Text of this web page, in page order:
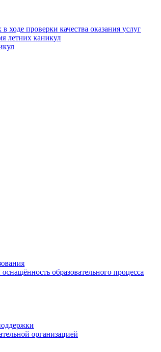
проверки качества оказания услуг
летних каникул
образовательного процесса
организацией